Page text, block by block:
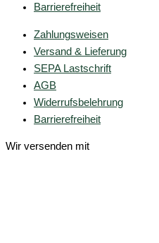
Barrierefreiheit
Zahlungsweisen
Versand & Lieferung
SEPA Lastschrift
AGB
Widerrufsbelehrung
Barrierefreiheit
Wir versenden mit